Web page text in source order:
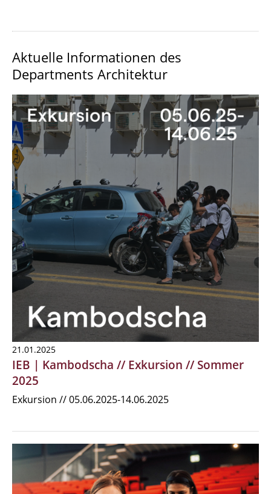
Aktuelle Informationen des
Departments Architektur
21.01.2025
IEB | Kambodscha // Exkursion // Sommer
2025
Exkursion // 05.06.2025-14.06.2025